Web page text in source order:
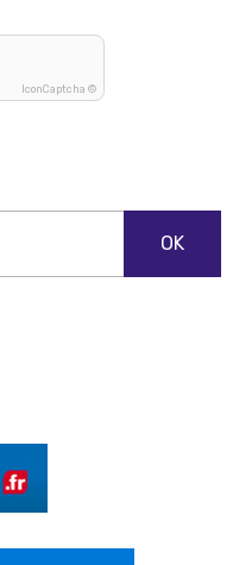
IconCaptcha ©
OK